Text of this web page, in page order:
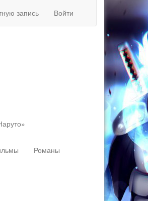
запись Войти
Романы
Перейти